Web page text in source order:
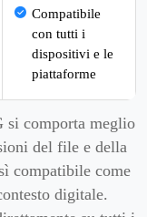
Compatibile
con tutti i
dispositivi e le
piattaforme
si comporta meglio
del file e della
compatibile come
digitale.